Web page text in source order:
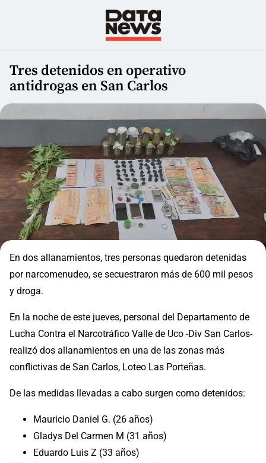
Tres detenidos en operativo
antidrogas en San Carlos
En dos allanamientos, tres personas quedaron detenidas
por narcomenudeo, se secuestraron más de 600 mil pesos
y droga.
En la noche de este jueves, personal del Departamento de
Lucha Contra el Narcotráfico Valle de Uco -Div San Carlos-
realizó dos allanamientos en una de las zonas más
conflictivas de San Carlos, Loteo Las Porteñas.
De las medidas llevadas a cabo surgen como detenidos:
Mauricio Daniel G. (26 años)
Gladys Del Carmen M (31 años)
Eduardo Luis Z (33 años)